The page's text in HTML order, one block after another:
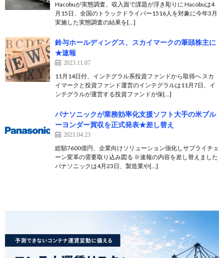
Hacobuが実態調査、収入面で課題が浮き彫りに Hacobuは4
月15日、全国のトラックドライバー1516人を対象に今年3月
実施した実態調査の結果を[…]
鈴与ホールディングス、スカイマークの筆頭株主に
★速報
2023.11.07
11月14日付、インテグラル系投資ファンドから取得へ スカ
イマークと投資ファンド運営のインテグラルは11月7日、イ
ンテグラルが運営する投資ファンドが保[…]
パナソニックが業務効率化支援ソフト大手の米ブル
ーヨンダー買収を正式発表★差し替え
2021.04.23
総額7600億円、企業向けソリューション強化しサプライチェ
ーン変革の需要取り込み図る ※速報の内容を差し替えました
パナソニックは4月23日、製造業や[…]